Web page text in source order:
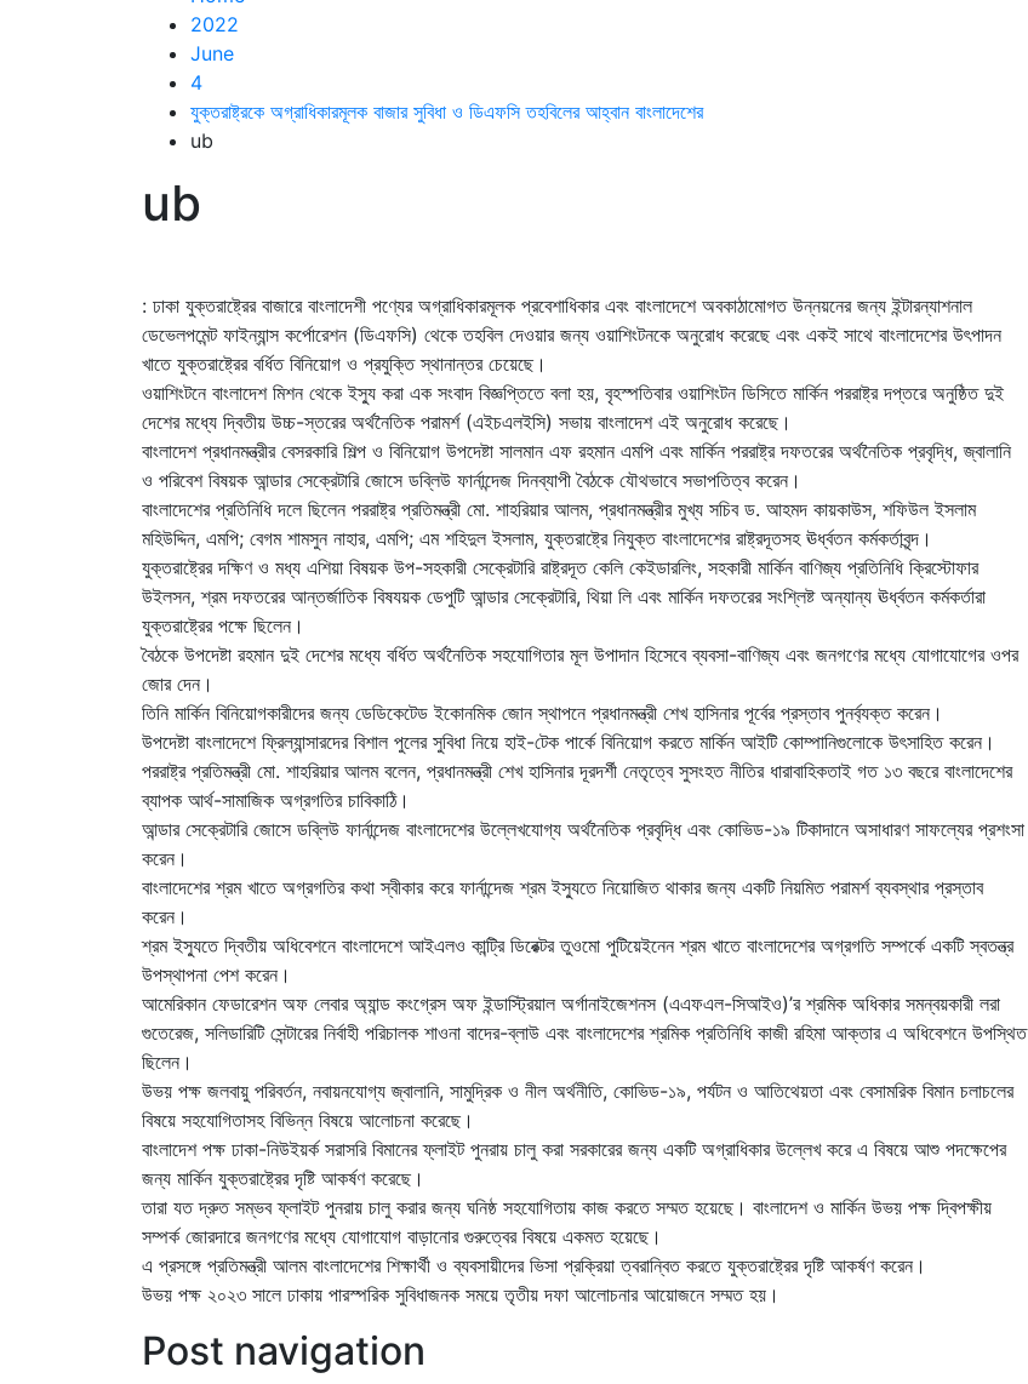
2022
June
4
যুক্তরাষ্ট্রকে অগ্রাধিকারমূলক বাজার সুবিধা ও ডিএফসি তহবিলের আহ্বান বাংলাদেশের
ub
ub
: ঢাকা যুক্তরাষ্ট্রের বাজারে বাংলাদেশী পণ্যের অগ্রাধিকারমূলক প্রবেশাধিকার এবং বাংলাদেশে অবকাঠামোগত উন্নয়নের জন্য ইন্টারন্যাশনাল
ডেভেলপমেন্ট ফাইন্যান্স কর্পোরেশন (ডিএফসি) থেকে তহবিল দেওয়ার জন্য ওয়াশিংটনকে অনুরোধ করেছে এবং একই সাথে বাংলাদেশের উৎপাদন
খাতে যুক্তরাষ্ট্রের বর্ধিত বিনিয়োগ ও প্রযুক্তি স্থানান্তর চেয়েছে।
ওয়াশিংটনে বাংলাদেশ মিশন থেকে ইস্যু করা এক সংবাদ বিজ্ঞপ্তিতে বলা হয়, বৃহস্পতিবার ওয়াশিংটন ডিসিতে মার্কিন পররাষ্ট্র দপ্তরে অনুষ্ঠিত দুই
দেশের মধ্যে দ্বিতীয় উচ্চ-স্তরের অর্থনৈতিক পরামর্শ (এইচএলইসি) সভায় বাংলাদেশ এই অনুরোধ করেছে।
বাংলাদেশ প্রধানমন্ত্রীর বেসরকারি শিল্প ও বিনিয়োগ উপদেষ্টা সালমান এফ রহমান এমপি এবং মার্কিন পররাষ্ট্র দফতরের অর্থনৈতিক প্রবৃদ্ধি, জ্বালানি
ও পরিবেশ বিষয়ক আন্ডার সেক্রেটারি জোসে ডব্লিউ ফার্নান্দেজ দিনব্যাপী বৈঠকে যৌথভাবে সভাপতিত্ব করেন।
বাংলাদেশের প্রতিনিধি দলে ছিলেন পররাষ্ট্র প্রতিমন্ত্রী মো. শাহরিয়ার আলম, প্রধানমন্ত্রীর মুখ্য সচিব ড. আহমদ কায়কাউস, শফিউল ইসলাম
মহিউদ্দিন, এমপি; বেগম শামসুন নাহার, এমপি; এম শহিদুল ইসলাম, যুক্তরাষ্ট্রে নিযুক্ত বাংলাদেশের রাষ্ট্রদূতসহ ঊর্ধ্বতন কর্মকর্তাবৃন্দ।
যুক্তরাষ্ট্রের দক্ষিণ ও মধ্য এশিয়া বিষয়ক উপ-সহকারী সেক্রেটারি রাষ্ট্রদূত কেলি কেইডারলিং, সহকারী মার্কিন বাণিজ্য প্রতিনিধি ক্রিস্টোফার
উইলসন, শ্রম দফতরের আন্তর্জাতিক বিষযয়ক ডেপুটি আন্ডার সেক্রেটারি, থিয়া লি এবং মার্কিন দফতরের সংশ্লিষ্ট অন্যান্য ঊর্ধ্বতন কর্মকর্তারা
যুক্তরাষ্ট্রের পক্ষে ছিলেন।
বৈঠকে উপদেষ্টা রহমান দুই দেশের মধ্যে বর্ধিত অর্থনৈতিক সহযোগিতার মূল উপাদান হিসেবে ব্যবসা-বাণিজ্য এবং জনগণের মধ্যে যোগাযোগের ওপর
জোর দেন।
তিনি মার্কিন বিনিয়োগকারীদের জন্য ডেডিকেটেড ইকোনমিক জোন স্থাপনে প্রধানমন্ত্রী শেখ হাসিনার পূর্বের প্রস্তাব পুনর্ব্যক্ত করেন।
উপদেষ্টা বাংলাদেশে ফ্রিল্যান্সারদের বিশাল পুলের সুবিধা নিয়ে হাই-টেক পার্কে বিনিয়োগ করতে মার্কিন আইটি কোম্পানিগুলোকে উৎসাহিত করেন।
পররাষ্ট্র প্রতিমন্ত্রী মো. শাহরিয়ার আলম বলেন, প্রধানমন্ত্রী শেখ হাসিনার দূরদর্শী নেতৃত্বে সুসংহত নীতির ধারাবাহিকতাই গত ১৩ বছরে বাংলাদেশের
ব্যাপক আর্থ-সামাজিক অগ্রগতির চাবিকাঠি।
আন্ডার সেক্রেটারি জোসে ডব্লিউ ফার্নান্দেজ বাংলাদেশের উল্লেখযোগ্য অর্থনৈতিক প্রবৃদ্ধি এবং কোভিড-১৯ টিকাদানে অসাধারণ সাফল্যের প্রশংসা
করেন।
বাংলাদেশের শ্রম খাতে অগ্রগতির কথা স্বীকার করে ফার্নান্দেজ শ্রম ইস্যুতে নিয়োজিত থাকার জন্য একটি নিয়মিত পরামর্শ ব্যবস্থার প্রস্তাব
করেন।
শ্রম ইস্যুতে দ্বিতীয় অধিবেশনে বাংলাদেশে আইএলও কান্ট্রি ডিরেক্টর তুওমো পুটিয়েইনেন শ্রম খাতে বাংলাদেশের অগ্রগতি সম্পর্কে একটি স্বতন্ত্র
উপস্থাপনা পেশ করেন।
আমেরিকান ফেডারেশন অফ লেবার অ্যান্ড কংগ্রেস অফ ইন্ডাস্ট্রিয়াল অর্গানাইজেশনস (এএফএল-সিআইও)’র শ্রমিক অধিকার সমন্বয়কারী লরা
গুতেরেজ, সলিডারিটি সেন্টারের নির্বাহী পরিচালক শাওনা বাদের-ব্লাউ এবং বাংলাদেশের শ্রমিক প্রতিনিধি কাজী রহিমা আক্তার এ অধিবেশনে উপস্থিত
ছিলেন।
উভয় পক্ষ জলবায়ু পরিবর্তন, নবায়নযোগ্য জ্বালানি, সামুদ্রিক ও নীল অর্থনীতি, কোভিড-১৯, পর্যটন ও আতিথেয়তা এবং বেসামরিক বিমান চলাচলের
বিষয়ে সহযোগিতাসহ বিভিন্ন বিষয়ে আলোচনা করেছে।
বাংলাদেশ পক্ষ ঢাকা-নিউইয়র্ক সরাসরি বিমানের ফ্লাইট পুনরায় চালু করা সরকারের জন্য একটি অগ্রাধিকার উল্লেখ করে এ বিষয়ে আশু পদক্ষেপের
জন্য মার্কিন যুক্তরাষ্ট্রের দৃষ্টি আকর্ষণ করেছে।
তারা যত দ্রুত সম্ভব ফ্লাইট পুনরায় চালু করার জন্য ঘনিষ্ঠ সহযোগিতায় কাজ করতে সম্মত হয়েছে। বাংলাদেশ ও মার্কিন উভয় পক্ষ দ্বিপক্ষীয়
সম্পর্ক জোরদারে জনগণের মধ্যে যোগাযোগ বাড়ানোর গুরুত্বের বিষয়ে একমত হয়েছে।
এ প্রসঙ্গে প্রতিমন্ত্রী আলম বাংলাদেশের শিক্ষার্থী ও ব্যবসায়ীদের ভিসা প্রক্রিয়া ত্বরান্বিত করতে যুক্তরাষ্ট্রের দৃষ্টি আকর্ষণ করেন।
উভয় পক্ষ ২০২৩ সালে ঢাকায় পারস্পরিক সুবিধাজনক সময়ে তৃতীয় দফা আলোচনার আয়োজনে সম্মত হয়।
Post navigation